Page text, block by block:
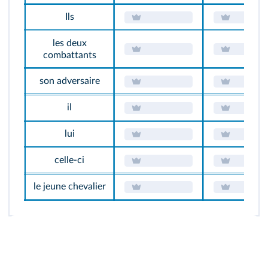
Ils
les deux
combattants
son adversaire
il
lui
celle-ci
le jeune chevalier